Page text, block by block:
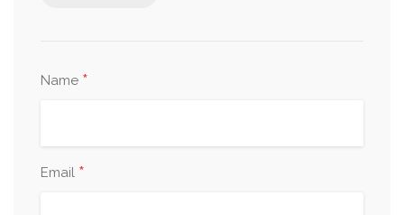
Name *
Email *